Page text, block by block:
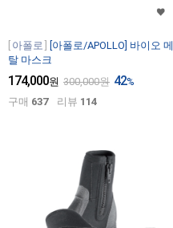
아폴로
[아폴로/APOLLO] 바이오 메
탈 마스크
174,000원 300,000원 42%
구매 637 리뷰 114